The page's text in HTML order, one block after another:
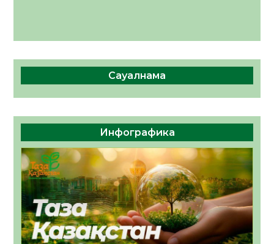
Сауалнама
Инфографика